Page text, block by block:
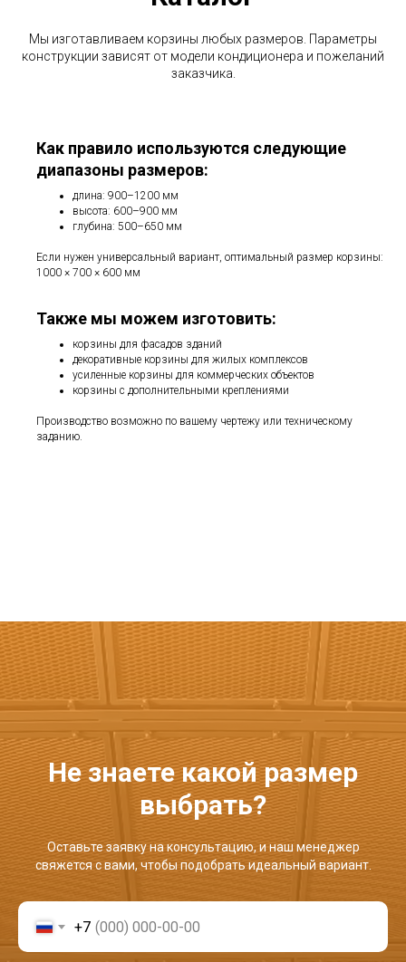
Мы изготавливаем корзины любых размеров. Параметры
конструкции зависят от модели кондиционера и пожеланий
заказчика.
Как правило используются следующие
диапазоны размеров:
длина: 900–1200 мм
высота: 600–900 мм
глубина: 500–650 мм
Если нужен универсальный вариант, оптимальный размер корзины:
1000 × 700 × 600 мм
Также мы можем изготовить:
корзины для фасадов зданий
декоративные корзины для жилых комплексов
усиленные корзины для коммерческих объектов
корзины с дополнительными креплениями
Производство возможно по вашему чертежу или техническому
заданию.
Не знаете какой размер
выбрать?
Оставьте заявку на консультацию, и наш менеджер
свяжется с вами, чтобы подобрать идеальный вариант.
+7